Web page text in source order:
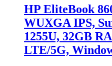
HP EliteBook
WUXGA IPS,
1255U, 32GB
LTE/5G,